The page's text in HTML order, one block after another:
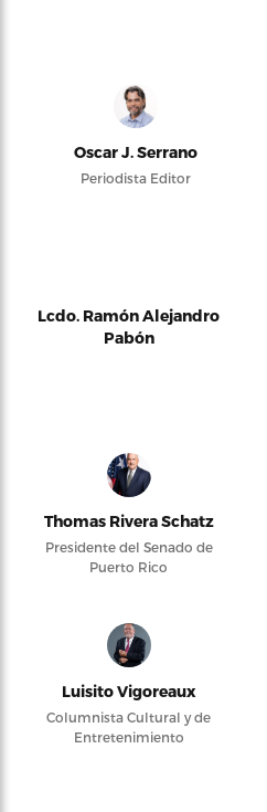
Oscar J. Serrano
Periodista Editor
Lcdo. Ramón Alejandro
Pabón
Thomas Rivera Schatz
Presidente del Senado de
Puerto Rico
Luisito Vigoreaux
Columnista Cultural y de
Entretenimiento